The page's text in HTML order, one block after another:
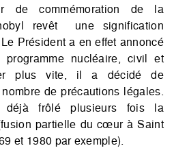
de commémoration de la
revêt une signification
Président a en effet annoncé
nucléaire, civil et
plus vite, il a décidé de
nombre de précautions légales.
déjà frôlé plusieurs fois la
partielle du cœur à Saint
et 1980 par exemple).